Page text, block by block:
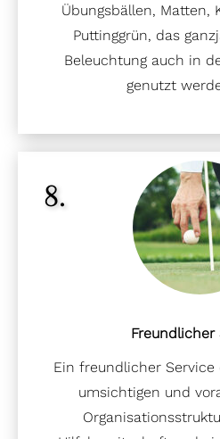
Übungsbällen, Matten,
Puttinggrün, das
Beleuchtung auch in
genutzt
8.
Freundlicher
Ein freundlicher
umsichtigen und